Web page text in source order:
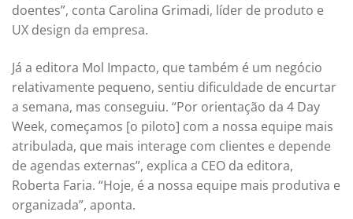
doentes”, conta Carolina Grimadi, líder de produto e
UX design da empresa.
Já a editora Mol Impacto, que também é um negócio
relativamente pequeno, sentiu dificuldade de encurtar
a semana, mas conseguiu. “Por orientação da 4 Day
Week, começamos [o piloto] com a nossa equipe mais
atribulada, que mais interage com clientes e depende
de agendas externas”, explica a CEO da editora,
Roberta Faria. “Hoje, é a nossa equipe mais produtiva e
organizada”, aponta.